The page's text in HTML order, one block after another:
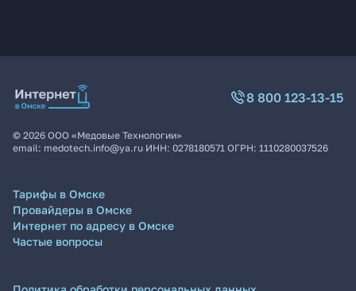
8 800 123-13-15
© 2026 ООО «Медовые Технологии»
email: medotech.info@ya.ru ИНН: 0278180571 ОГРН: 1110280037526
Тарифы в Омске
Провайдеры в Омске
Интернет по адресу в Омске
Частые вопросы